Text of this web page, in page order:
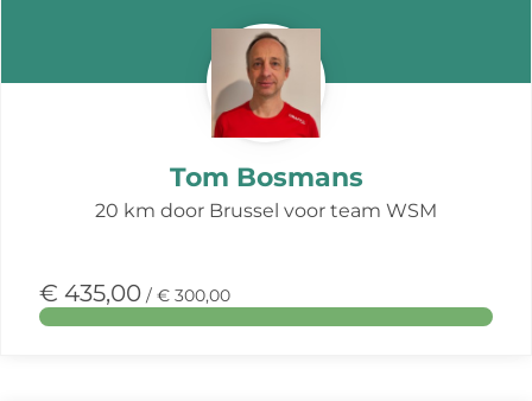
Tom Bosmans
20 km door Brussel voor team WSM
€ 435,00 / € 300,00